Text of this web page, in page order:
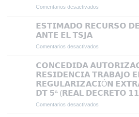
Comentarios desactivados
𝗥𝗘𝗦𝗜𝗗𝗘𝗡𝗖𝗜𝗔
𝗠𝗔𝗗𝗥𝗜𝗗
𝗘𝗦𝗧𝗜𝗠𝗔𝗗𝗢 𝗥𝗘𝗖𝗨𝗥𝗦𝗢
𝗔𝗡𝗧𝗘 𝗘𝗟 𝗧𝗦𝗝𝗔
Comentarios desactivados
𝗥𝗘𝗖𝗨𝗥𝗦𝗢
𝗗𝗘
𝗔𝗣𝗘𝗟𝗔𝗖𝗜𝗢𝗡
𝗔𝗡𝗧𝗘
𝗘𝗟
𝗖𝗢𝗡𝗖𝗘𝗗𝗜𝗗𝗔
𝗥𝗘𝗦𝗜𝗗𝗘𝗡𝗖𝗜𝗔 𝗧𝗥𝗔𝗕𝗔𝗝𝗢
𝗥𝗘𝗚𝗨𝗟𝗔𝗥𝗜𝗭𝗔𝗖𝗜Ó𝗡
𝗗𝗧 𝟱ª (𝗥𝗘𝗔𝗟 𝗗𝗘𝗖𝗥𝗘𝗧𝗢
Comentarios desactivados